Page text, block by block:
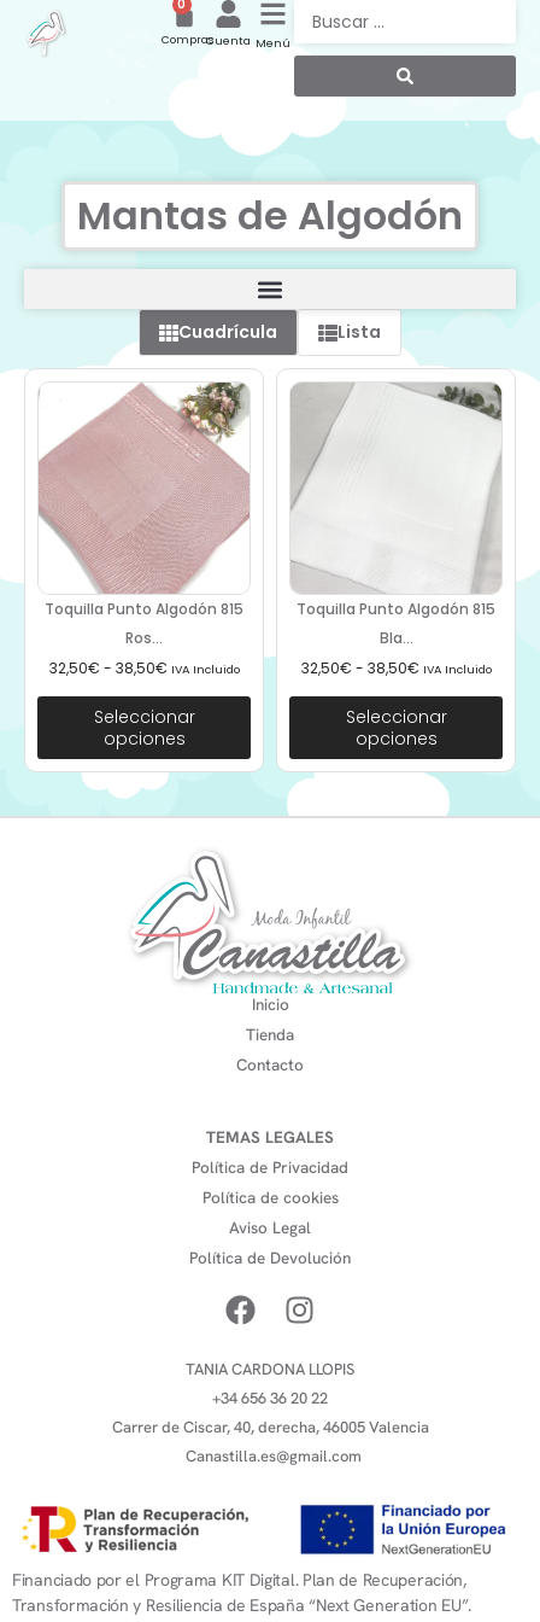
Menú
Cuenta
0
Compras
Mantas de Algodón
Cuadrícula Lista
Toquilla Punto Algodón 815
Ros...
32,50€ - 38,50€ IVA Incluido
Seleccionar
opciones
Toquilla Punto Algodón 815
Bla...
32,50€ - 38,50€ IVA Incluido
Seleccionar
opciones
Inicio
Tienda
Contacto
TEMAS LEGALES
Política de Privacidad
Política de cookies
Aviso Legal
Política de Devolución
TANIA CARDONA LLOPIS
+34 656 36 20 22
Carrer de Ciscar, 40, derecha, 46005 Valencia
Canastilla.es@gmail.com
Financiado por el Programa KIT Digital. Plan de Recuperación,
Transformación y Resiliencia de España “Next Generation EU”.